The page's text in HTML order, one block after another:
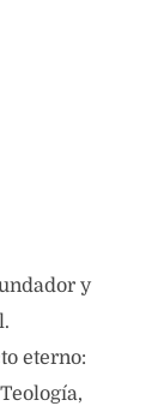
y
eterno: